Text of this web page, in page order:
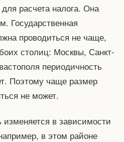
расчета налога. Она
Государственная
проводиться не чаще,
столиц: Москвы, Санкт-
периодичность
Поэтому чаще размер
не может.
в зависимости
в этом районе